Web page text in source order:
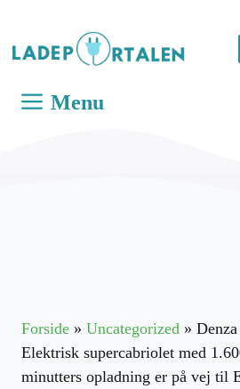
indhold
Menu
Forside » Uncategorized »
Elektrisk supercabriolet med
minutters opladning er på vej til